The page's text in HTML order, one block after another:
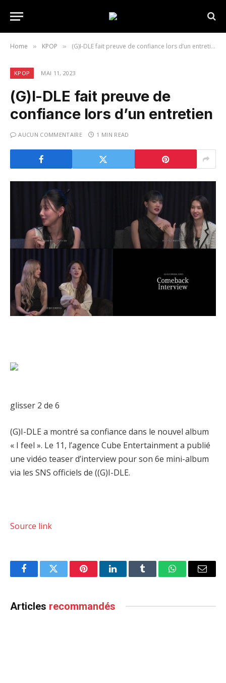
Home » KPOP » (G)I-DLE fait preuve de confiance lors d’un entretien
KPOP MAI 11, 2023
(G)I-DLE fait preuve de
confiance lors d’un entretien
AUCUN COMMENTAIRE 1 MIN READ
glisser 2 de 6
(G)I-DLE a montré sa confiance dans le nouvel album
« I feel ». Le 11, l’agence Cube Entertainment a publié
une vidéo teaser d’interview pour son 6e mini-album
via les SNS officiels de ((G)I-DLE.
Source link
FacebookTwitter PinterestLinkedInTumblr WhatsAppEmail
Articles recommandés